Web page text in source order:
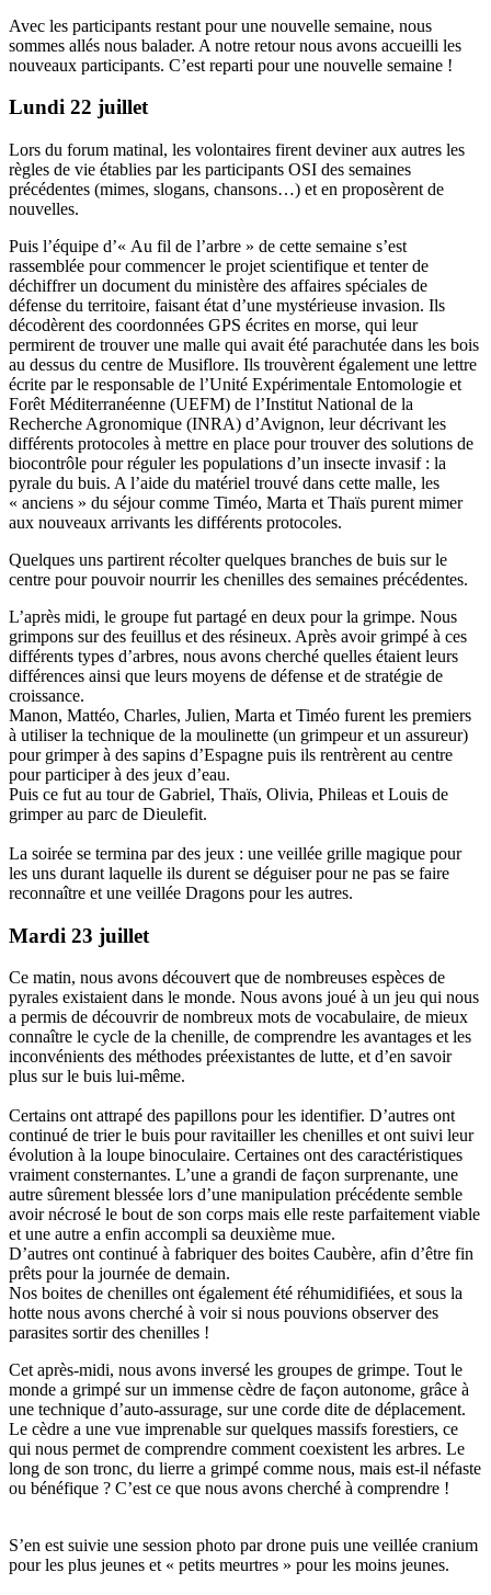
Avec les participants restant pour une nouvelle semaine, nous
sommes allés nous balader. A notre retour nous avons accueilli les
nouveaux participants. C’est reparti pour une nouvelle semaine !
Lundi 22 juillet
Lors du forum matinal, les volontaires firent deviner aux autres les
règles de vie établies par les participants OSI des semaines
précédentes (mimes, slogans, chansons…) et en proposèrent de
nouvelles.
Puis l’équipe d’« Au fil de l’arbre » de cette semaine s’est
rassemblée pour commencer le projet scientifique et tenter de
déchiffrer un document du ministère des affaires spéciales de
défense du territoire, faisant état d’une mystérieuse invasion. Ils
décodèrent des coordonnées GPS écrites en morse, qui leur
permirent de trouver une malle qui avait été parachutée dans les bois
au dessus du centre de Musiflore. Ils trouvèrent également une lettre
écrite par le responsable de l’Unité Expérimentale Entomologie et
Forêt Méditerranéenne (UEFM) de l’Institut National de la
Recherche Agronomique (INRA) d’Avignon, leur décrivant les
différents protocoles à mettre en place pour trouver des solutions de
biocontrôle pour réguler les populations d’un insecte invasif : la
pyrale du buis. A l’aide du matériel trouvé dans cette malle, les
« anciens » du séjour comme Timéo, Marta et Thaïs purent mimer
aux nouveaux arrivants les différents protocoles.
Quelques uns partirent récolter quelques branches de buis sur le
centre pour pouvoir nourrir les chenilles des semaines précédentes.
L’après midi, le groupe fut partagé en deux pour la grimpe. Nous
grimpons sur des feuillus et des résineux. Après avoir grimpé à ces
différents types d’arbres, nous avons cherché quelles étaient leurs
différences ainsi que leurs moyens de défense et de stratégie de
croissance.
Manon, Mattéo, Charles, Julien, Marta et Timéo furent les premiers
à utiliser la technique de la moulinette (un grimpeur et un assureur)
pour grimper à des sapins d’Espagne puis ils rentrèrent au centre
pour participer à des jeux d’eau.
Puis ce fut au tour de Gabriel, Thaïs, Olivia, Phileas et Louis de
grimper au parc de Dieulefit.
La soirée se termina par des jeux : une veillée grille magique pour
les uns durant laquelle ils durent se déguiser pour ne pas se faire
reconnaître et une veillée Dragons pour les autres.
Mardi 23 juillet
Ce matin, nous avons découvert que de nombreuses espèces de
pyrales existaient dans le monde. Nous avons joué à un jeu qui nous
a permis de découvrir de nombreux mots de vocabulaire, de mieux
connaître le cycle de la chenille, de comprendre les avantages et les
inconvénients des méthodes préexistantes de lutte, et d’en savoir
plus sur le buis lui-même.
Certains ont attrapé des papillons pour les identifier. D’autres ont
continué de trier le buis pour ravitailler les chenilles et ont suivi leur
évolution à la loupe binoculaire. Certaines ont des caractéristiques
vraiment consternantes. L’une a grandi de façon surprenante, une
autre sûrement blessée lors d’une manipulation précédente semble
avoir nécrosé le bout de son corps mais elle reste parfaitement viable
et une autre a enfin accompli sa deuxième mue.
D’autres ont continué à fabriquer des boites Caubère, afin d’être fin
prêts pour la journée de demain.
Nos boites de chenilles ont également été réhumidifiées, et sous la
hotte nous avons cherché à voir si nous pouvions observer des
parasites sortir des chenilles !
Cet après-midi, nous avons inversé les groupes de grimpe. Tout le
monde a grimpé sur un immense cèdre de façon autonome, grâce à
une technique d’auto-assurage, sur une corde dite de déplacement.
Le cèdre a une vue imprenable sur quelques massifs forestiers, ce
qui nous permet de comprendre comment coexistent les arbres. Le
long de son tronc, du lierre a grimpé comme nous, mais est-il néfaste
ou bénéfique ? C’est ce que nous avons cherché à comprendre !
S’en est suivie une session photo par drone puis une veillée cranium
pour les plus jeunes et « petits meurtres » pour les moins jeunes.